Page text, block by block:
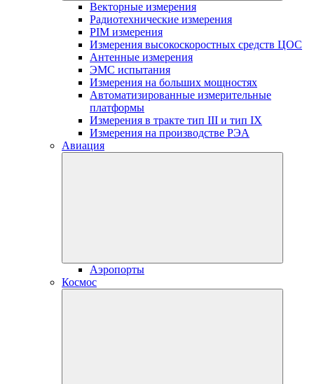
Векторные измерения
Радиотехнические измерения
PIM измерения
Измерения высокоскоростных средств ЦОС
Антенные измерения
ЭМС испытания
Измерения на больших мощностях
Автоматизированные измерительные
платформы
Измерения в тракте тип III и тип IX
Измерения на производстве РЭА
Авиация
Аэропорты
Космос